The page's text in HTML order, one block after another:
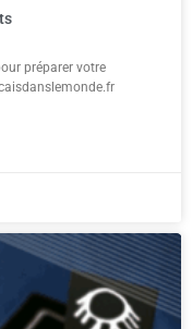
préparer votre